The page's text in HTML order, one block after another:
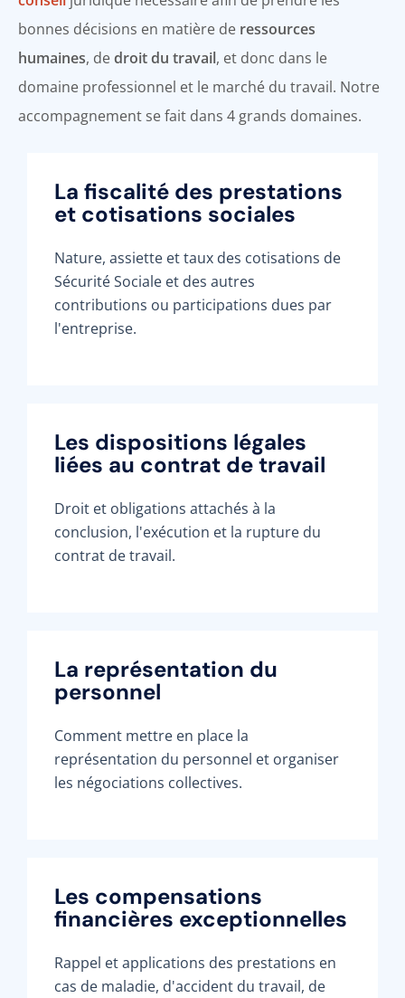
bonnes décisions en matière de ressources
humaines, dedroit du travail, et donc dans le
domaine professionnel et le marché du travail. Notre
accompagnement se fait dans 4 grands domaines.
La fiscalité des prestations
et cotisations sociales
Nature, assiette et taux des cotisations de
Sécurité Sociale et des autres
contributions ou participations dues par
l'entreprise.
Les dispositions légales
liées au contrat de travail
Droit et obligations attachés à la
conclusion, l'exécution et la rupture du
contrat de travail.
La représentation du
personnel
Comment mettre en place la
représentation du personnel et organiser
les négociations collectives.
Les compensations
financières exceptionnelles
Rappel et applications des prestations en
cas de maladie, d'accident du travail, de